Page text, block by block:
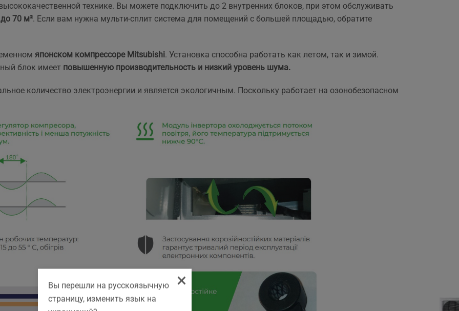
технике. Вы можете подключить до 2 внутренних блоков, при этом обслуживать
70 м². Если вам нужна мульти-сплит система для помещений с большей площадью, обратите
японском компрессоре Mitsubishi. Установка способна работать как летом, так и зимой.
блок имеет повышенную производительность и низкий уровень шума.
количество электроэнергии и является экологичным. Поскольку работает на озонобезопасном
×
Вы перешли на русскоязычную
страницу, изменить язык на